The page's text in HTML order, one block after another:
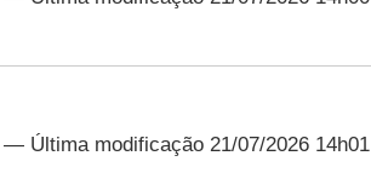
— Última modificação 21/07/2026 14h01